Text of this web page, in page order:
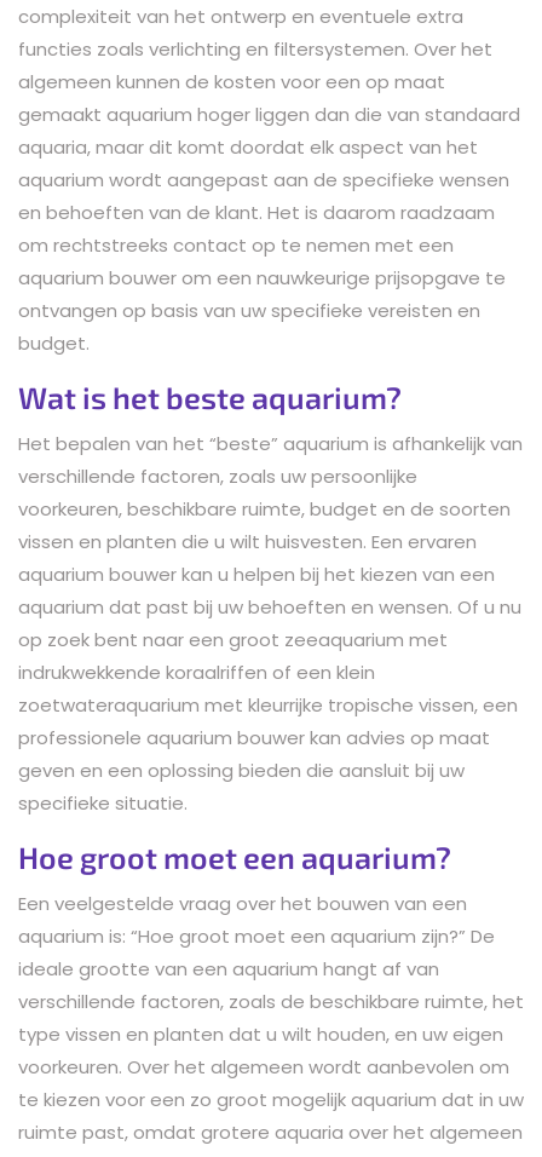
complexiteit van het ontwerp en eventuele extra
functies zoals verlichting en filtersystemen. Over het
algemeen kunnen de kosten voor een op maat
gemaakt aquarium hoger liggen dan die van standaard
aquaria, maar dit komt doordat elk aspect van het
aquarium wordt aangepast aan de specifieke wensen
en behoeften van de klant. Het is daarom raadzaam
om rechtstreeks contact op te nemen met een
aquarium bouwer om een nauwkeurige prijsopgave te
ontvangen op basis van uw specifieke vereisten en
budget.
Wat is het beste aquarium?
Het bepalen van het “beste” aquarium is afhankelijk van
verschillende factoren, zoals uw persoonlijke
voorkeuren, beschikbare ruimte, budget en de soorten
vissen en planten die u wilt huisvesten. Een ervaren
aquarium bouwer kan u helpen bij het kiezen van een
aquarium dat past bij uw behoeften en wensen. Of u nu
op zoek bent naar een groot zeeaquarium met
indrukwekkende koraalriffen of een klein
zoetwateraquarium met kleurrijke tropische vissen, een
professionele aquarium bouwer kan advies op maat
geven en een oplossing bieden die aansluit bij uw
specifieke situatie.
Hoe groot moet een aquarium?
Een veelgestelde vraag over het bouwen van een
aquarium is: “Hoe groot moet een aquarium zijn?” De
ideale grootte van een aquarium hangt af van
verschillende factoren, zoals de beschikbare ruimte, het
type vissen en planten dat u wilt houden, en uw eigen
voorkeuren. Over het algemeen wordt aanbevolen om
te kiezen voor een zo groot mogelijk aquarium dat in uw
ruimte past, omdat grotere aquaria over het algemeen